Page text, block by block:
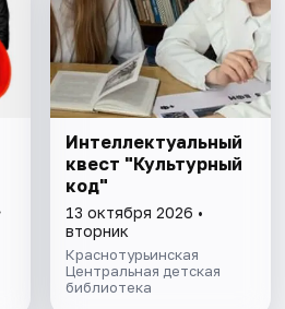
Интеллектуальный
квест "Культурный
код"
13 октября 2026 •
вторник
Краснотурьинская
Центральная детская
библиотека